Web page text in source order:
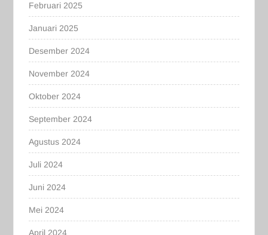
Februari 2025
Januari 2025
Desember 2024
November 2024
Oktober 2024
September 2024
Agustus 2024
Juli 2024
Juni 2024
Mei 2024
April 2024